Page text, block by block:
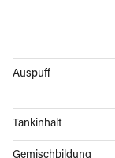
Auspuff
Tankinhalt